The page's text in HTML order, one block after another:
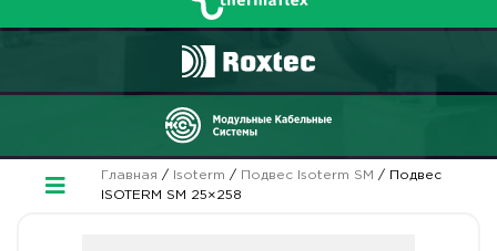
Главная / Isoterm / Подвес Isoterm SM
/ Подвес
ISOTERM SM 25×258